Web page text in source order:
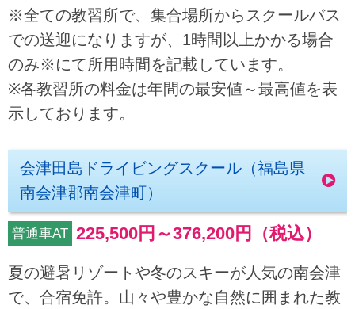
※全ての教習所で、集合場所からスクールバス
での送迎になりますが、1時間以上かかる場合
のみ※にて所用時間を記載しています。
※各教習所の料金は年間の最安値～最高値を表
示しております。
会津田島ドライビングスクール（福島県
南会津郡南会津町）
普通車AT 225,500円 ～376,200円 （税込）
夏の避暑リゾートや冬のスキーが人気の南会津
で、合宿免許。山々や豊かな自然に囲まれた教